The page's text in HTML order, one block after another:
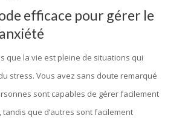
efficace pour gérer le
que la vie est pleine de situations qui
stress. Vous avez sans doute remarqué
sont capables de gérer facilement
tandis que d’autres sont facilement